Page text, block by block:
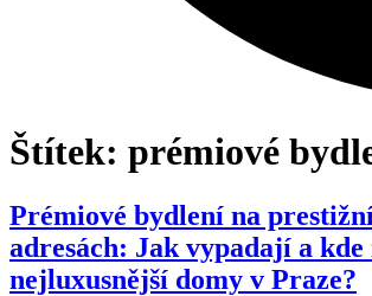
Štítek: prémiové
Prémiové bydlení na
adresách: Jak vypadají a
nejluxusnější domy v Praze?